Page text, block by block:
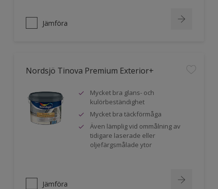
Jämföra
Nordsjö Tinova Premium Exterior+
Mycket bra glans- och
kulörbeständighet
Mycket bra täckförmåga
Även lämplig vid ommålning av
tidigare laserade eller
oljefärgsmålade ytor
Jämföra